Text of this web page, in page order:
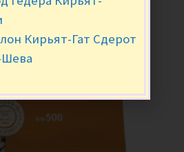
Кирьят-Гат Сдерот
Шева